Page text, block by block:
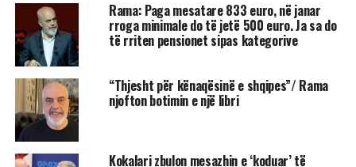
Rama: Paga mesatare 833 euro, në janar
rroga minimale do të jetë 500 euro. Ja sa do
të rriten pensionet sipas kategorive
“Thjesht për kënaqësinë e shqipes”/ Rama
njofton botimin e një libri
Kokalari zbulon mesazhin e ‘koduar’ të